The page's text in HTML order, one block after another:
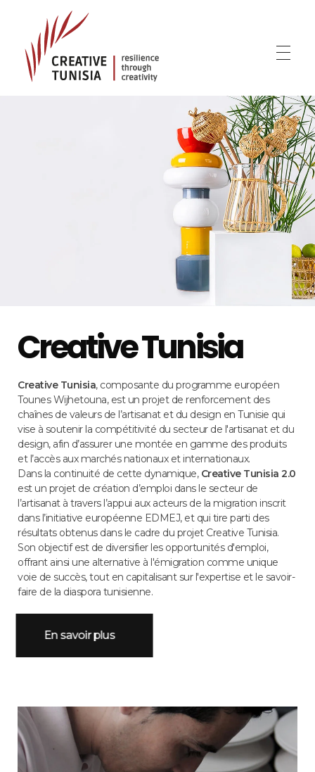
Creative Tunisia
Creative Tunisia, composante du programme européen
Tounes Wijhetouna, est un projet de renforcement des
chaînes de valeurs de l’artisanat et du design en Tunisie qui
vise à soutenir la compétitivité du secteur de l'artisanat et du
design, afin d’assurer une montée en gamme des produits
et l’accès aux marchés nationaux et internationaux.
Dans la continuité de cette dynamique, Creative Tunisia 2.0
est un projet de création d’emploi dans le secteur de
l’artisanat à travers l’appui aux acteurs de la migration inscrit
dans l’initiative européenne EDMEJ, et qui tire parti des
résultats obtenus dans le cadre du projet Creative Tunisia.
Son objectif est de diversifier les opportunités d'emploi,
offrant ainsi une alternative à l'émigration comme unique
voie de succès, tout en capitalisant sur l'expertise et le savoir-
faire de la diaspora tunisienne.
En savoir plus